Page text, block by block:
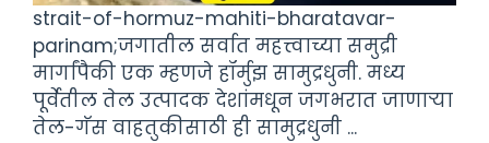
strait-of-hormuz-mahiti-bharatavar-
parinam;जगातील सर्वात महत्त्वाच्या समुद्री
मार्गांपैकी एक म्हणजे हॉर्मुझ सामुद्रधुनी. मध्य
पूर्वेतील तेल उत्पादक देशांमधून जगभरात जाणाऱ्या
तेल-गॅस वाहतुकीसाठी ही सामुद्रधुनी ...